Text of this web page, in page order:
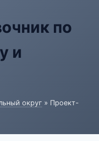
по
и
округ » Проект-